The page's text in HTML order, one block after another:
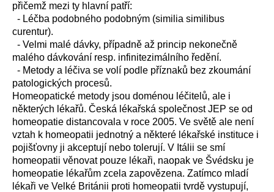
přičemž mezi ty hlavní patří:
- Léčba podobného podobným (similia similibus
curentur).
- Velmi malé dávky, případně až princip nekonečně
malého dávkování resp. infinitezimálního ředění.
- Metody a léčiva se volí podle příznaků bez zkoumání
patologických procesů.
Homeopatické metody jsou doménou léčitelů, ale i
některých lékařů. Česká lékařská společnost JEP se od
homeopatie distancovala v roce 2005. Ve světě ale není
vztah k homeopatii jednotný a některé lékařské instituce i
pojišťovny ji akceptují nebo tolerují. V Itálii se smí
homeopatii věnovat pouze lékaři, naopak ve Švédsku je
homeopatie lékařům zcela zapovězena. Zatímco mladí
lékaři ve Velké Británii proti homeopatii tvrdě vystupují,